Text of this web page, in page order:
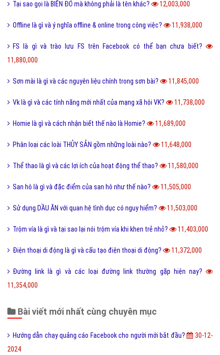
Tại sao gọi là BIỂN ĐỎ mà không phải là tên khác? 12,003,000
Offline là gì và ý nghĩa offline & online trong công việc? 11,938,000
FS là gì và trào lưu FS trên Facebook có thể bạn chưa biết?
11,880,000
Sơn mài là gì và các nguyên liệu chính trong sơn bài? 11,845,000
Vk là gì và các tính năng mới nhất của mạng xã hội VK? 11,738,000
Homie là gì và cách nhận biết thế nào là Homie? 11,689,000
Phân loại các loài THỦY SẢN gồm những loài nào? 11,648,000
Thể thao là gì và các lợi ích của hoạt động thể thao? 11,580,000
San hô là gì và đặc điểm của san hô như thế nào? 11,505,000
Sử dụng DẦU ĂN với quan hệ tình dục có nguy hiểm? 11,503,000
Trộm vía là gì và tại sao lại nói trộm vía khi khen trẻ nhỏ? 11,403,000
Điện thoại di động là gì và cấu tạo điện thoại di động? 11,372,000
Đường link là gì và các loại đường link thường gặp hiện nay?
11,354,000
Bài viết mới nhất cùng chuyên mục
Hướng dẫn chạy quảng cáo Facebook cho người mới bắt đầu?
30-12-
2024